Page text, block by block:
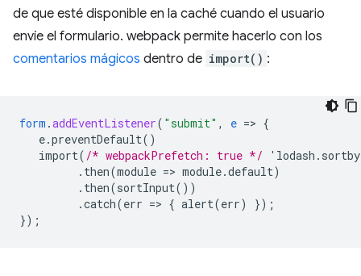
de que esté disponible en la caché cuando el usuario
envíe el formulario. webpack permite hacerlo con los
comentarios mágicos dentro de import() :
form .addEventListener( "submit" , e => {
e.preventDefault()
import( /* webpackPrefetch: true */
.then(module => module.default)
.then(sortInput())
.catch(err => { alert(err) });
});